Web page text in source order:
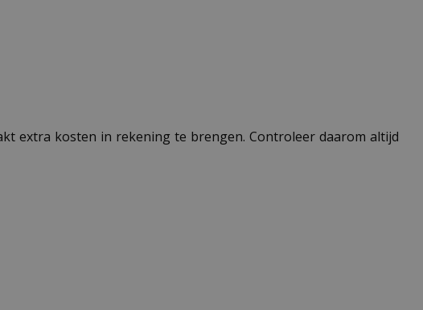
extra kosten in rekening te brengen. Controleer daarom altijd